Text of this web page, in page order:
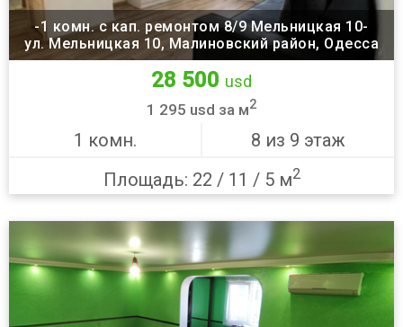
-1 комн. с кап. ремонтом 8/9 Мельницкая 10-
ул. Мельницкая 10, Малиновский район, Одесса
28 500 usd
1 295 usd за м2
1 комн.
8 из 9 этаж
Площадь: 22 / 11 / 5 м2